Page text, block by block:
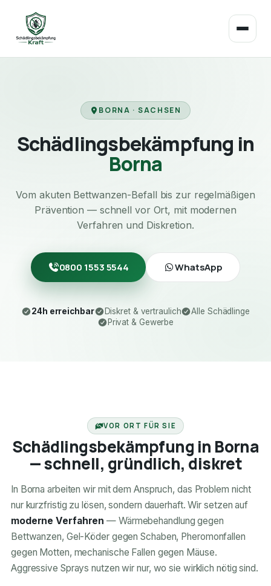
BORNA · SACHSEN
Schädlingsbekämpfung in
Borna
Vom akuten Bettwanzen-Befall bis zur regelmäßigen
Prävention — schnell vor Ort, mit modernen
Verfahren und Diskretion.
0800 1553 5544 WhatsApp
24h erreichbar Diskret & vertraulich
Alle Schädlinge
Privat & Gewerbe
VOR ORT FÜR SIE
Schädlingsbekämpfung in Borna
— schnell, gründlich, diskret
In Borna arbeiten wir mit dem Anspruch, das Problem nicht
nur kurzfristig zu lösen, sondern dauerhaft. Wir setzen auf
moderne Verfahren — Wärmebehandlung gegen
Bettwanzen, Gel-Köder gegen Schaben, Pheromonfallen
gegen Motten, mechanische Fallen gegen Mäuse.
Aggressive Sprays nutzen wir nur, wo sie wirklich nötig sind.